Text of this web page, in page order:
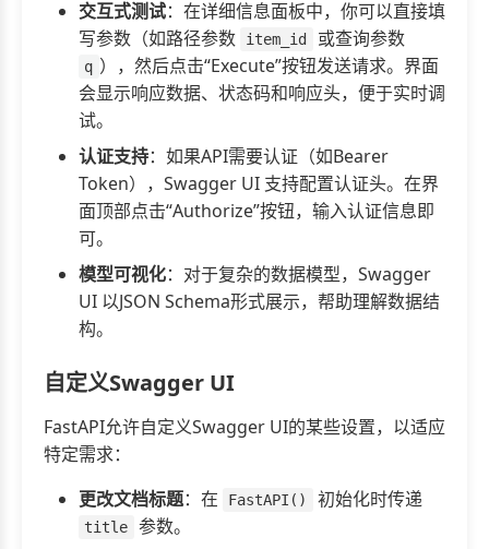
交互式测试：在详细信息面板中，你可以直接填
写参数（如路径参数
item_id 或查询参数
q ），然后点击“Execute”按钮发送请求。界面
会显示响应数据、状态码和响应头，便于实时调
试。
认证支持：如果API需要认证（如Bearer
Token），Swagger UI 支持配置认证头。在界
面顶部点击“Authorize”按钮，输入认证信息即
可。
模型可视化：对于复杂的数据模型，Swagger
UI 以JSON Schema形式展示，帮助理解数据结
构。
自定义Swagger UI
FastAPI允许自定义Swagger UI的某些设置，以适应
特定需求：
更改文档标题：在 FastAPI() 初始化时传递
title
参数。